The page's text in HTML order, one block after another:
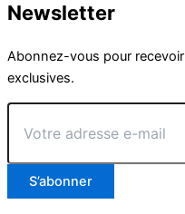
Newsletter
Abonnez-vous pour
exclusives.
Votre
adresse
mail
S’abonner